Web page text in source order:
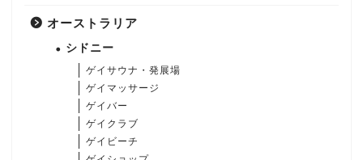
オーストラリア
シドニー
ゲイサウナ・発展場
ゲイマッサージ
ゲイバー
ゲイクラブ
ゲイビーチ